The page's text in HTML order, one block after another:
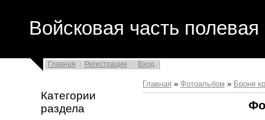
Войсковая часть полевая
Главная Регистрация Вход
Категории
раздела
Главная » Фотоальбом » Броня